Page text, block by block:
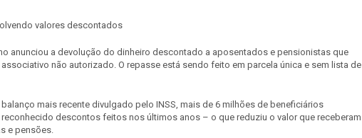
valores descontados
anunciou a devolução do dinheiro descontado a aposentados e pensionistas que
não autorizado. O repasse está sendo feito em parcela única e sem lista de
mais recente divulgado pelo INSS, mais de 6 milhões de beneficiários
reconhecido descontos feitos nos últimos anos – o que reduziu o valor que receberam
e pensões.